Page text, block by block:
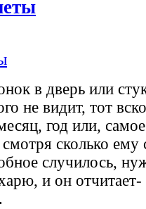
в дверь или
не видит, тот
год или,
смотря сколько ему
случилось,
и он отчитает-